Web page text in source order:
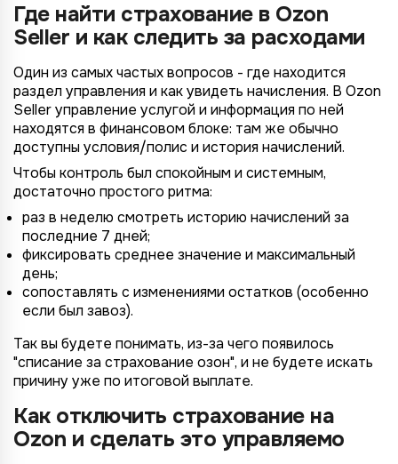
Где найти страхование в Ozon
Seller и как следить за расходами
Один из самых частых вопросов - где находится
раздел управления и как увидеть начисления. В Ozon
Seller управление услугой и информация по ней
находятся в финансовом блоке: там же обычно
доступны условия/полис и история начислений.
Чтобы контроль был спокойным и системным,
достаточно простого ритма:
раз в неделю смотреть историю начислений за
последние 7 дней;
фиксировать среднее значение и максимальный
день;
сопоставлять с изменениями остатков (особенно
если был завоз).
Так вы будете понимать, из-за чего появилось
"списание за страхование озон", и не будете искать
причину уже по итоговой выплате.
Как отключить страхование на
Ozon и сделать это управляемо
TotalCRM
TotalCRM
TotalCRM
TotalCRM
TotalCRM
TotalCRM
TotalCRM